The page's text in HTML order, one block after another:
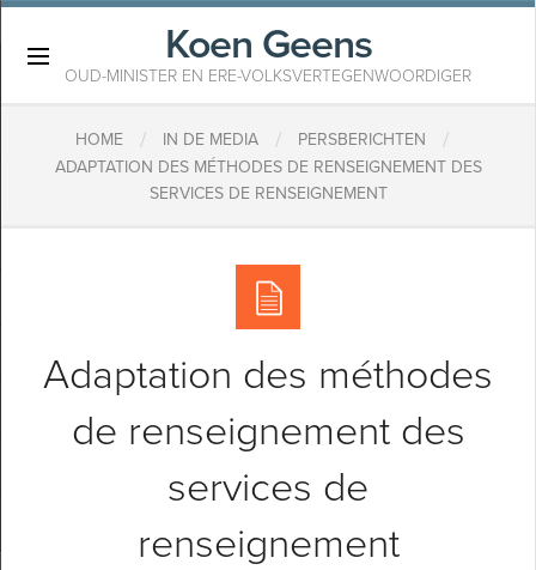
Koen Geens
OUD-MINISTER EN ERE-VOLKSVERTEGENWOORDIGER
HOME / IN DE MEDIA / PERSBERICHTEN /
ADAPTATION DES MÉTHODES DE RENSEIGNEMENT DES
SERVICES DE RENSEIGNEMENT
Adaptation des méthodes
de renseignement des
services de
renseignement